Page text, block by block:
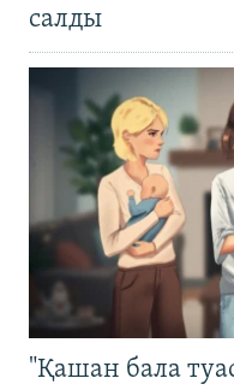
салды
"Қашан бала